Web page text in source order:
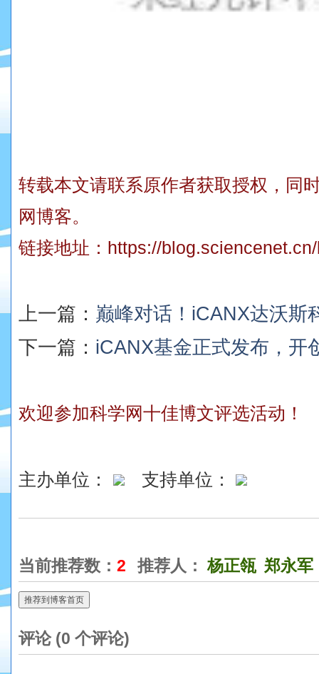
转载本文请联系原作者获取授权，同
网博客。
链接地址： https://
上一篇： 巅峰对话！iCANX达沃斯
下一篇： iCANX基金正式发布，开
欢迎参加科学网十佳博文评选活动！
主办单位： 支持单位：
当前推荐数： 2 推荐人： 杨正瓴 郑永军
推荐到博客首页
评论 (0 个评论)